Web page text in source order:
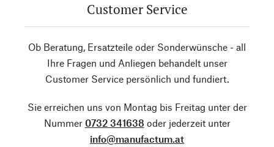
Customer Service
Ob Beratung, Ersatzteile oder Sonderwünsche - all
Ihre Fragen und Anliegen behandelt unser
Customer Service persönlich und fundiert.
Sie erreichen uns von Montag bis Freitag unter der
Nummer 0732 341638 oder jederzeit unter
info@manufactum.at